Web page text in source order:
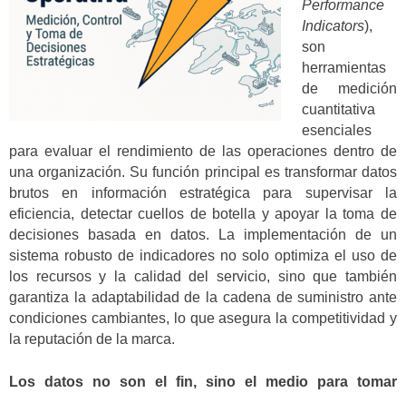
Performance
Indicators),
son
herramientas
de medición
cuantitativa
esenciales
para evaluar el rendimiento de las operaciones dentro de
una organización. Su función principal es transformar datos
brutos en información estratégica para supervisar la
eficiencia, detectar cuellos de botella y apoyar la toma de
decisiones basada en datos. La implementación de un
sistema robusto de indicadores no solo optimiza el uso de
los recursos y la calidad del servicio, sino que también
garantiza la adaptabilidad de la cadena de suministro ante
condiciones cambiantes, lo que asegura la competitividad y
la reputación de la marca.
Los datos no son el fin, sino el medio para tomar